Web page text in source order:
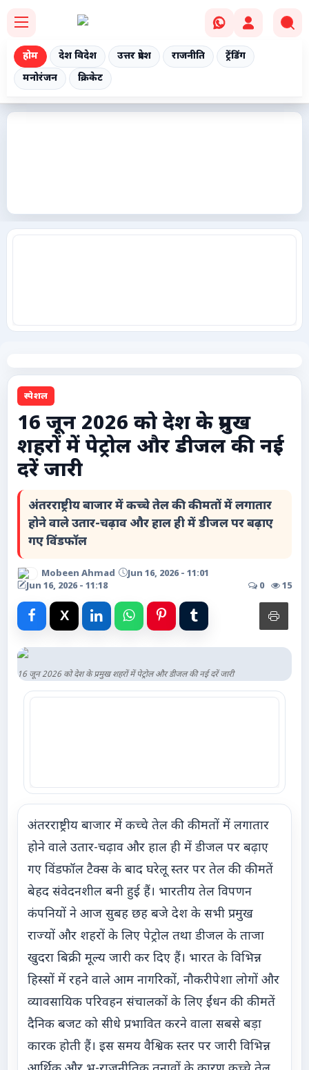
होम देश विदेश उत्तर प्रदेश राजनीति
ट्रेंडिंग
मनोरंजन
क्रिकेट
ट्रेंडिंग
टेक्नोलॉजी / गैजेट्स
लाइफस्टाइल
वायरल
स्पेशल
साहित्य
धर्म और अध्यात्म
Advertise with Us
Events
Gallery
स्पेशल
16 जून 2026 को देश के प्रमुख
शहरों में पेट्रोल और डीजल की नई
दरें जारी
अंतरराष्ट्रीय बाजार में कच्चे तेल की कीमतों में लगातार
होने वाले उतार-चढ़ाव और हाल ही में डीजल पर बढ़ाए
गए विंडफॉल
Mobeen Ahmad
Jun 16, 2026 - 11:01
Jun 16, 2026 - 11:18
0 15
16 जून 2026 को देश के प्रमुख शहरों में पेट्रोल और डीजल की नई दरें जारी
अंतरराष्ट्रीय बाजार में कच्चे तेल की कीमतों में लगातार
होने वाले उतार-चढ़ाव और हाल ही में डीजल पर बढ़ाए
गए विंडफॉल टैक्स के बाद घरेलू स्तर पर तेल की कीमतें
बेहद संवेदनशील बनी हुई हैं। भारतीय तेल विपणन
कंपनियों ने आज सुबह छह बजे देश के सभी प्रमुख
राज्यों और शहरों के लिए पेट्रोल तथा डीजल के ताजा
खुदरा बिक्री मूल्य जारी कर दिए हैं। भारत के विभिन्न
हिस्सों में रहने वाले आम नागरिकों, नौकरीपेशा लोगों और
व्यावसायिक परिवहन संचालकों के लिए ईंधन की कीमतें
दैनिक बजट को सीधे प्रभावित करने वाला सबसे बड़ा
कारक होती हैं। इस समय वैश्विक स्तर पर जारी विभिन्न